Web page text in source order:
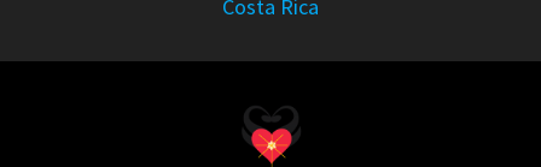
Costa Rica